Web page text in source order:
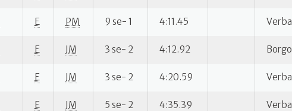
E PM 9 se- 1 4:11.45
E JM 3 se- 2 4:12.92
E JM 3 se- 2 4:20.59
E JM 5 se- 2 4:35.39